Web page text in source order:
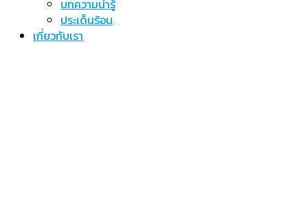
menu
บทความน่ารู้
ประเด็นร้อน
เกี่ยวกับเรา